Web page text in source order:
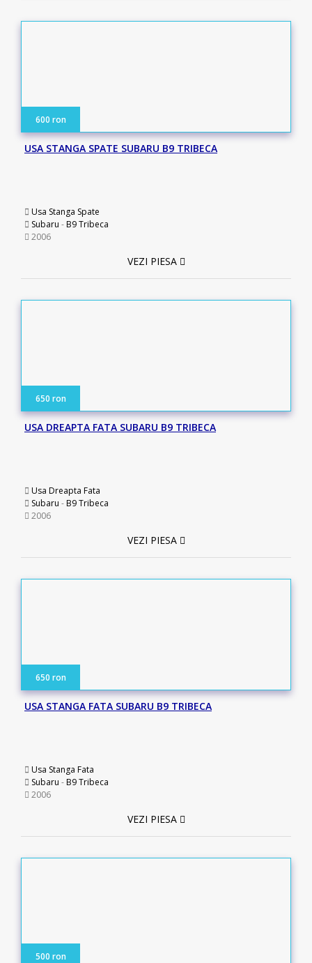
600 ron
USA STANGA SPATE SUBARU B9 TRIBECA
Usa Stanga Spate
Subaru -B9 Tribeca
2006
VEZI PIESA
650 ron
USA DREAPTA FATA SUBARU B9 TRIBECA
Usa Dreapta Fata
Subaru -B9 Tribeca
2006
VEZI PIESA
650 ron
USA STANGA FATA SUBARU B9 TRIBECA
Usa Stanga Fata
Subaru -B9 Tribeca
2006
VEZI PIESA
500 ron